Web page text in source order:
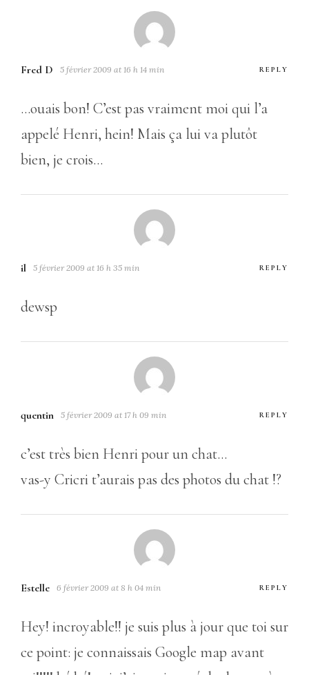
Fred D 5 février 2009 at 16 h 14 min REPLY
…ouais bon! C’est pas vraiment moi qui l’a
appelé Henri, hein! Mais ça lui va plutôt
bien, je crois…
il 5 février 2009 at 16 h 35 min REPLY
dewsp
quentin 5 février 2009 at 17 h 09 min REPLY
c’est très bien Henri pour un chat…
vas-y Cricri t’aurais pas des photos du chat !?
Estelle 6 février 2009 at 8 h 04 min REPLY
Hey! incroyable!! je suis plus à jour que toi sur
ce point: je connaissais Google map avant